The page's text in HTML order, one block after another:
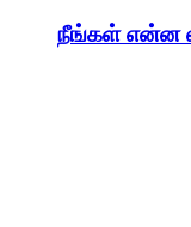
நீங்கள் என்ன